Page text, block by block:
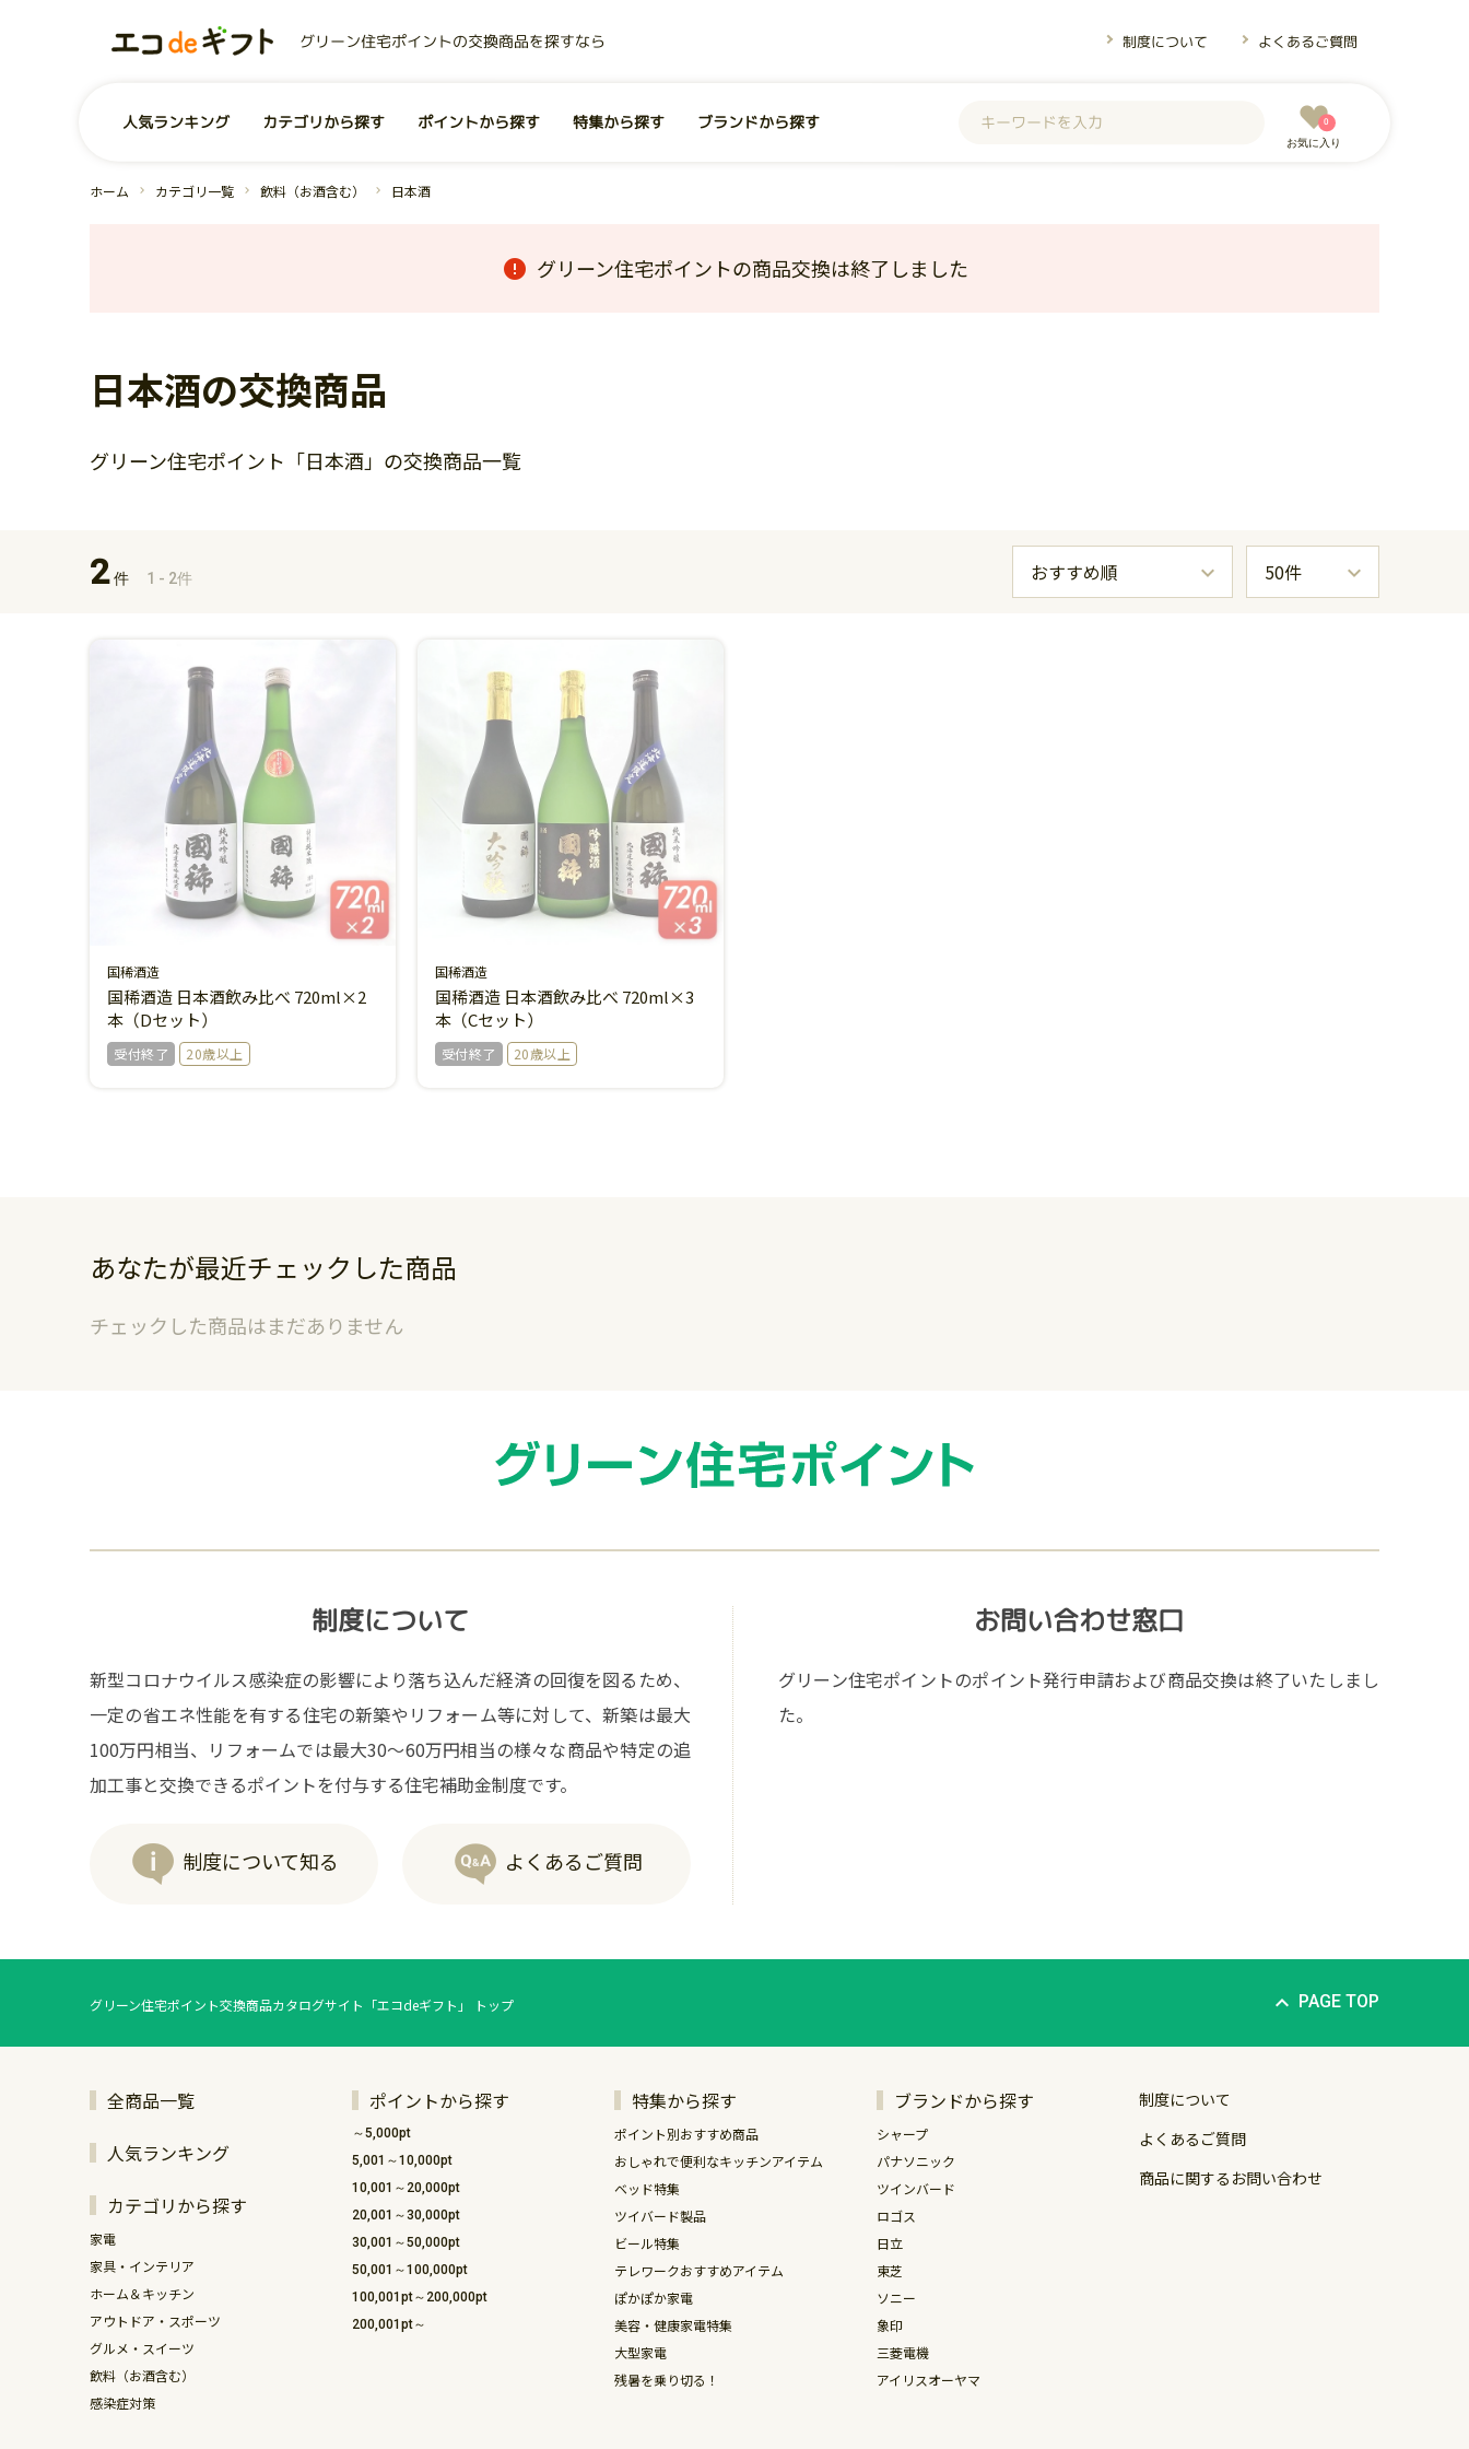
グリーン住宅ポイントの交換商品を探すなら 制度について よくあるご質問
0
ユーザー
お気に入り商品
商品を探す
人気ランキング カテゴリから探す ポイントから探す 特集から探す ブランドから探す
お気に入り
0
ホーム カテゴリ一覧 飲料（お酒含む） 日本酒
グリーン住宅ポイントの商品交換は終了しました
日本酒の交換商品
グリーン住宅ポイント「日本酒」の交換商品一覧
2 件 1 - 2件
国稀酒造
国稀酒造 日本酒飲み比べ 720ml×2
本（Dセット）
受付終了
20歳以上
国稀酒造
国稀酒造 日本酒飲み比べ 720ml×3
本（Cセット）
受付終了
20歳以上
あなたが最近チェックした商品
チェックした商品はまだありません
制度について
新型コロナウイルス感染症の影響により落ち込んだ経済の回復を図るため、
一定の省エネ性能を有する住宅の新築やリフォーム等に対して、新築は最大
100万円相当、リフォームでは最大30～60万円相当の様々な商品や特定の追
加工事と交換できるポイントを付与する住宅補助金制度です。
制度について知る よくあるご質問
お問い合わせ窓口
グリーン住宅ポイントのポイント発行申請および商品交換は終了いたしまし
た。
グリーン住宅ポイント交換商品カタログサイト「エコdeギフト」 トップ PAGE TOP
全商品一覧
人気ランキング
カテゴリから探す
家電
家具・インテリア
ホーム＆キッチン
アウトドア・スポーツ
グルメ・スイーツ
飲料（お酒含む）
感染症対策
ポイントから探す
～5,000pt
5,001～10,000pt
10,001～20,000pt
20,001～30,000pt
30,001～50,000pt
50,001～100,000pt
100,001pt～200,000pt
200,001pt～
特集から探す
ポイント別おすすめ商品
おしゃれで便利なキッチンアイテム
ベッド特集
ツイバード製品
ビール特集
テレワークおすすめアイテム
ぽかぽか家電
美容・健康家電特集
大型家電
残暑を乗り切る！
ブランドから探す
シャープ
パナソニック
ツインバード
ロゴス
日立
東芝
ソニー
象印
三菱電機
アイリスオーヤマ
キャプテンスタッグ
サッポロビール
バルミューダ
アサヒビール
ティファール
アイロボット
ブラウン
ネスレ
タイガー魔法瓶
デロンギ
シャーク
キリンビール
ケルヒャ―
ヤマハ
アラジン
HALムスイ
リヴィーズ
マキタ
制度について
よくあるご質問
商品に関する お問い合わせ